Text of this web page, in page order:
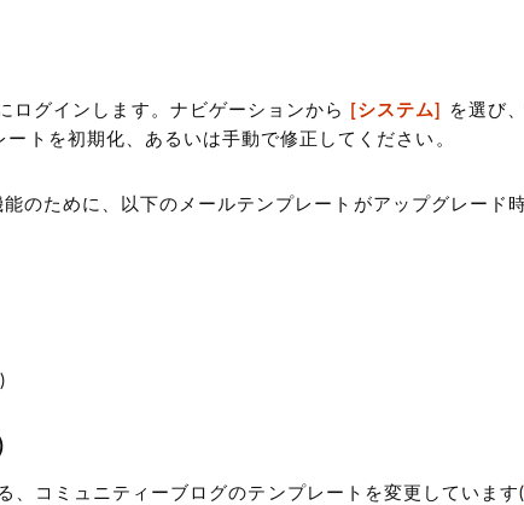
ログインします。ナビゲーションから [システム] を選び
トを初期化、あるいは手動で修正してください。
のために、以下のメールテンプレートがアップグレード
コミュニティーブログのテンプレートを変更しています